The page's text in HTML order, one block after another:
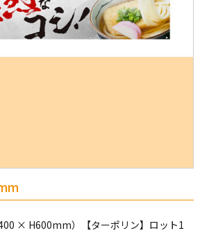
× H600mm）【ターポリン】ロット1